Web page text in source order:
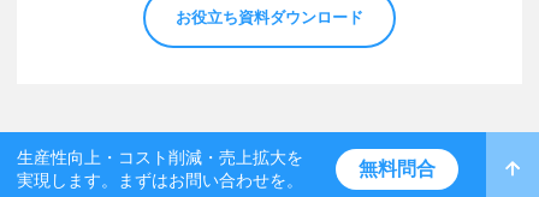
お役立ち資料ダウンロード
生産性向上・コスト削減・売上拡大を
実現します。まずはお問い合わせを。
無料問合